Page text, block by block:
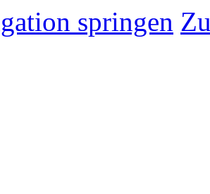
springen